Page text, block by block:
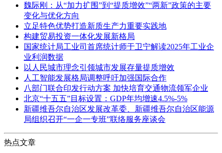
魏际刚：从“加力扩围”到“提质增效”“两新”政策的主要
变化与优化方向
立足特色优势打造新质生产力重要实践地
构建贸易投资一体化发展新格局
国家统计局工业司首席统计师于卫宁解读2025年工业企
业利润数据
以人民城市理念引领城市发展存量提质增效
人工智能发展格局调整呼吁加强国际合作
八部门联合印发行动方案 加快培育交通物流领军企业
北京“十五五”目标设置：GDP年均增速4.5%-5%
新疆维吾尔自治区发展改革委、新疆维吾尔自治区能源
局组织召开“一企一专班”联络服务座谈会
热点文章